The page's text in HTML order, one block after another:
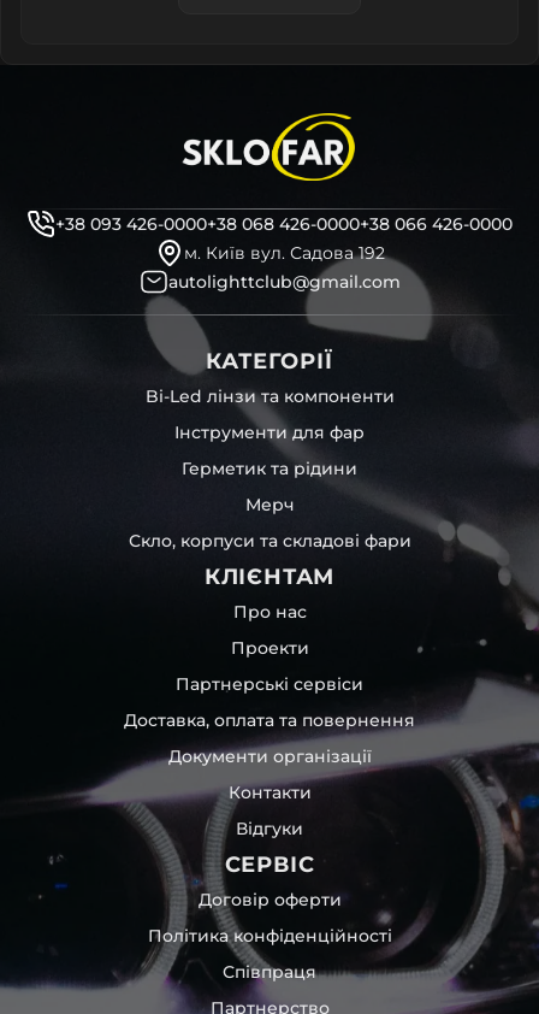
+38 093 426-0000+38 068 426-0000+38 066 426-0000
м. Київ вул. Садова 192
autolighttclub@gmail.com
КАТЕГОРІЇ
Bi-Led лінзи та компоненти
Інструменти для фар
Герметик та рідини
Мерч
Скло, корпуси та складові фари
КЛІЄНТАМ
Про нас
Проекти
Партнерські сервіси
Доставка, оплата та повернення
Документи організації
Контакти
Відгуки
СЕРВІС
Договір оферти
Політика конфіденційності
Співпраця
Партнерство